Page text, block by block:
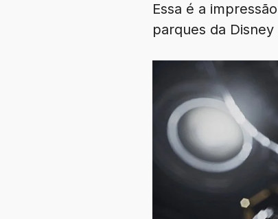
Essa é a
parques da